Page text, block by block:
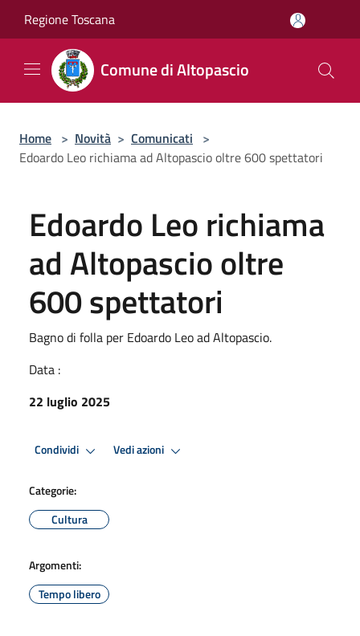
Regione Toscana
Comune di Altopascio
Home > Novità > Comunicati >
Edoardo Leo richiama ad Altopascio oltre 600 spettatori
Edoardo Leo richiama
ad Altopascio oltre
600 spettatori
Bagno di folla per Edoardo Leo ad Altopascio.
Data :
22 luglio 2025
Condividi Vedi azioni
Categorie:
Cultura
Argomenti:
Tempo libero